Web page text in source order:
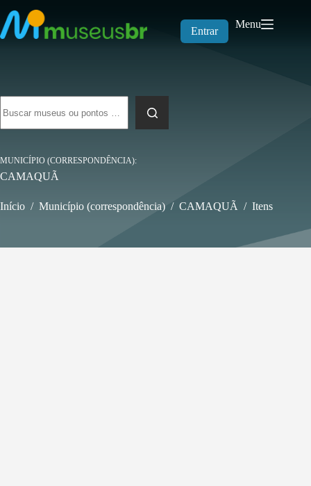
para
o
conteúdo
Entrar
Menu
resultados
MUNICÍPIO (CORRESPONDÊNCIA)
CAMAQUÃ
Início / Município (correspondência) / CAMAQUÃ / Itens